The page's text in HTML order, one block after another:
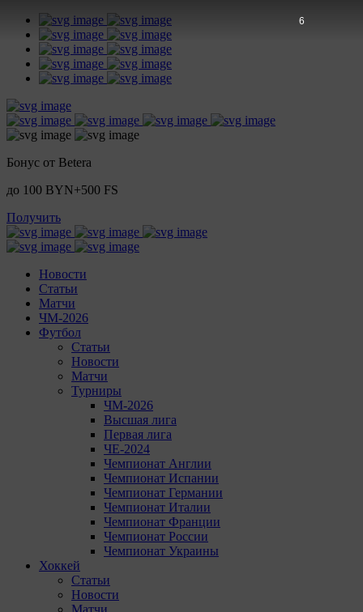
Бонус от Betera
до 100 BYN+500 FS
Получить
Новости
Статьи
Матчи
ЧМ-2026
Футбол
Статьи
Новости
Матчи
Турниры
ЧМ-2026
Высшая лига
Первая лига
ЧЕ-2024
Чемпионат Англии
Чемпионат Испании
Чемпионат Германии
Чемпионат Италии
Чемпионат Франции
Чемпионат России
Чемпионат Украины
Хоккей
Статьи
Новости
Матчи
5